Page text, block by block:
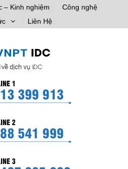
– Kinh nghiệm
Công nghệ
Liên Hệ